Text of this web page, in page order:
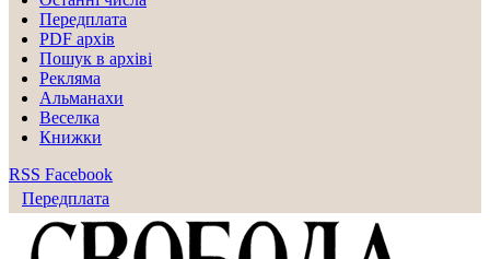
Передплата
PDF aрхів
Пошук в архіві
Рекляма
Альманахи
Веселка
Книжки
RSS Facebook
Передплата